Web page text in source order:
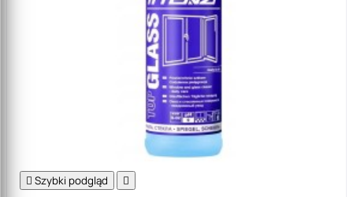
 Szybki podgląd 